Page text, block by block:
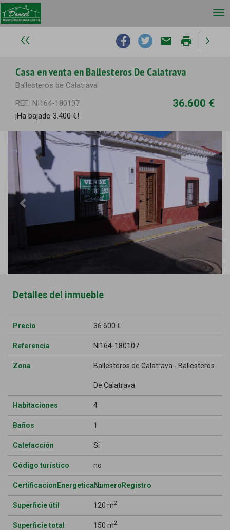
email print
Casa en venta en Ballesteros De Calatrava
Ballesteros de Calatrava
REF.: NI164-180107
36.600 €
¡Ha bajado 3.400 €!
Detalles del inmueble
Precio 36.600 €
Referencia NI164-180107
Zona Ballesteros de Calatrava - Ballesteros
De Calatrava
Habitaciones 4
Baños 1
Calefacción Sí
Código turístico no
CertificacionEnergeticaNumeroRegistro
no
Superficie útil 120 m2
Superficie total 150 m2